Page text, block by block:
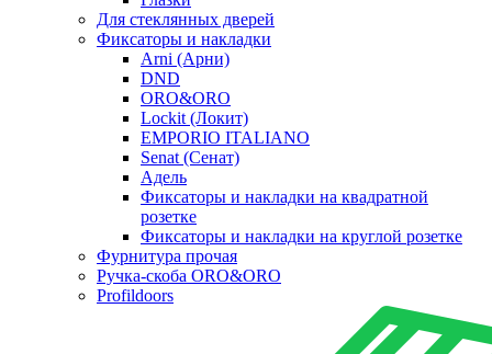
Для стеклянных дверей
Фиксаторы и накладки
Arni (Арни)
DND
ORO&ORO
Lockit (Локит)
EMPORIO ITALIANO
Senat (Сенат)
Адель
Фиксаторы и накладки на квадратной
розетке
Фиксаторы и накладки на круглой розетке
Фурнитура прочая
Ручка-скоба ORO&ORO
Profildoors